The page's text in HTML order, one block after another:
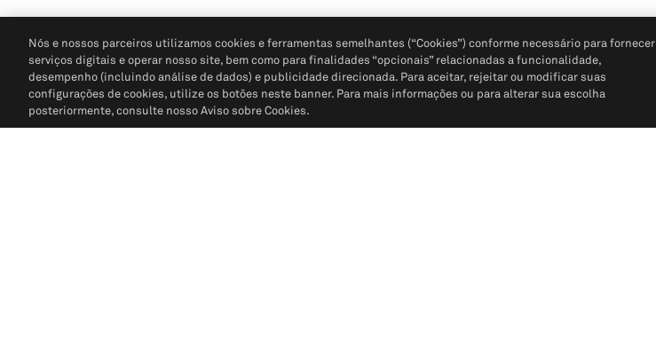
Nós e nossos parceiros utilizamos cookies e ferramentas semelhantes (“Cookies”) conforme necessário para fornecer
serviços digitais e operar nosso site, bem como para finalidades “opcionais” relacionadas a funcionalidade,
desempenho (incluindo análise de dados) e publicidade direcionada. Para aceitar, rejeitar ou modificar suas
configurações de cookies, utilize os botões neste banner. Para mais informações ou para alterar sua escolha
posteriormente, consulte nosso Aviso sobre Cookies.